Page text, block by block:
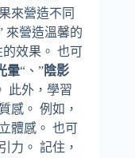
來營造不同
來營造溫馨的
的效果。 也可
暈“、”陰影
此外，學習
感。 例如，
體感。 也可
力。 記住，